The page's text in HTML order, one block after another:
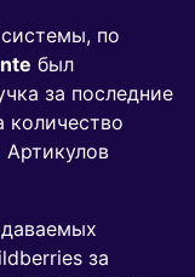
по
был
за последние
количество
Артикулов
за